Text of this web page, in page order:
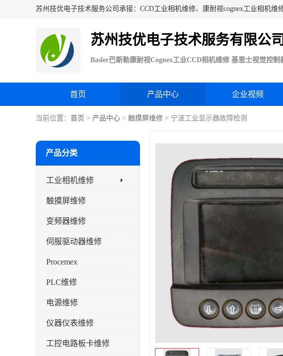
苏州技优电子技术服务有限公司
首页 产品中心 企业视频
当前位置： 首页 > 产品中心 > 触摸屏维修 > 宁波工业显示器故障检测
产品分类
工业相机维修
触摸屏维修
变频器维修
伺服驱动器维修
Procemex
PLC维修
电源维修
仪器仪表维修
工控电路板卡维修